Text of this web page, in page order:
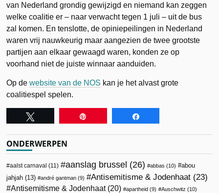
van Nederland grondig gewijzigd en niemand kan zeggen
welke coalitie er – naar verwacht tegen 1 juli – uit de bus
zal komen. En tenslotte, de opiniepeilingen in Nederland
waren vrij nauwkeurig maar aangezien de twee grootste
partijen aan elkaar gewaagd waren, konden ze op
voorhand niet de juiste winnaar aanduiden.
Op dewebsite van de NOS kan je het alvast grote
coalitiespel spelen.
ONDERWERPEN
aalst carnaval (11) aanslag brussel (26) abbas (10)
abou
jahjah (13) andré gantman (9) Antisemitisme & Jodenhaat (23)
Antisemitisme & Jodenhaat(20) apartheid (9) Auschwitz (10)